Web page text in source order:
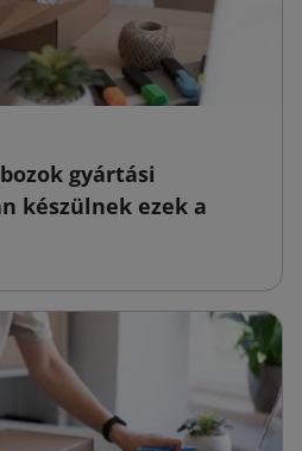
gyártási
készülnek ezek a